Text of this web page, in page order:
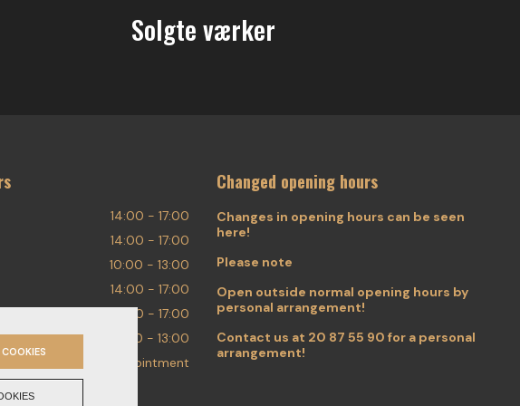
Solgte værker
14:00 - 17:00
14:00 - 17:00
10:00 - 13:00
14:00 - 17:00
14:00 - 17:00
10:00 - 13:00
By appointment
Changed opening hours
Changes in opening hours can be seen
here!
Please note
Open outside normal opening hours by
personal arrangement!
Contact us at 20 87 55 90 for a personal
arrangement!